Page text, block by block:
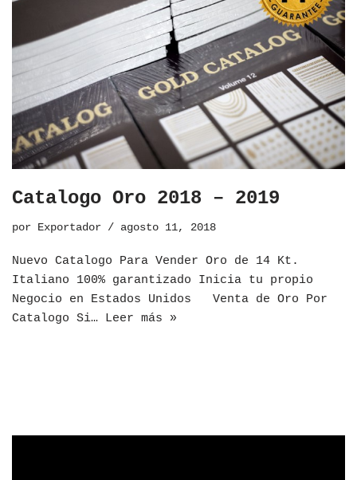
Catalogo Oro 2018 – 2019
por Exportador agosto 11, 2018
Nuevo Catalogo Para Vender Oro de 14 Kt.
Italiano 100% garantizado Inicia tu propio
Negocio en Estados Unidos Venta de Oro Por
Catalogo Si… Leer más »